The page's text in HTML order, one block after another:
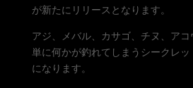
が新たにリリースとなります。
アジ、メバル、カサゴ、チヌ、ア
単に何かが釣れてしまうシークレッ
になります。